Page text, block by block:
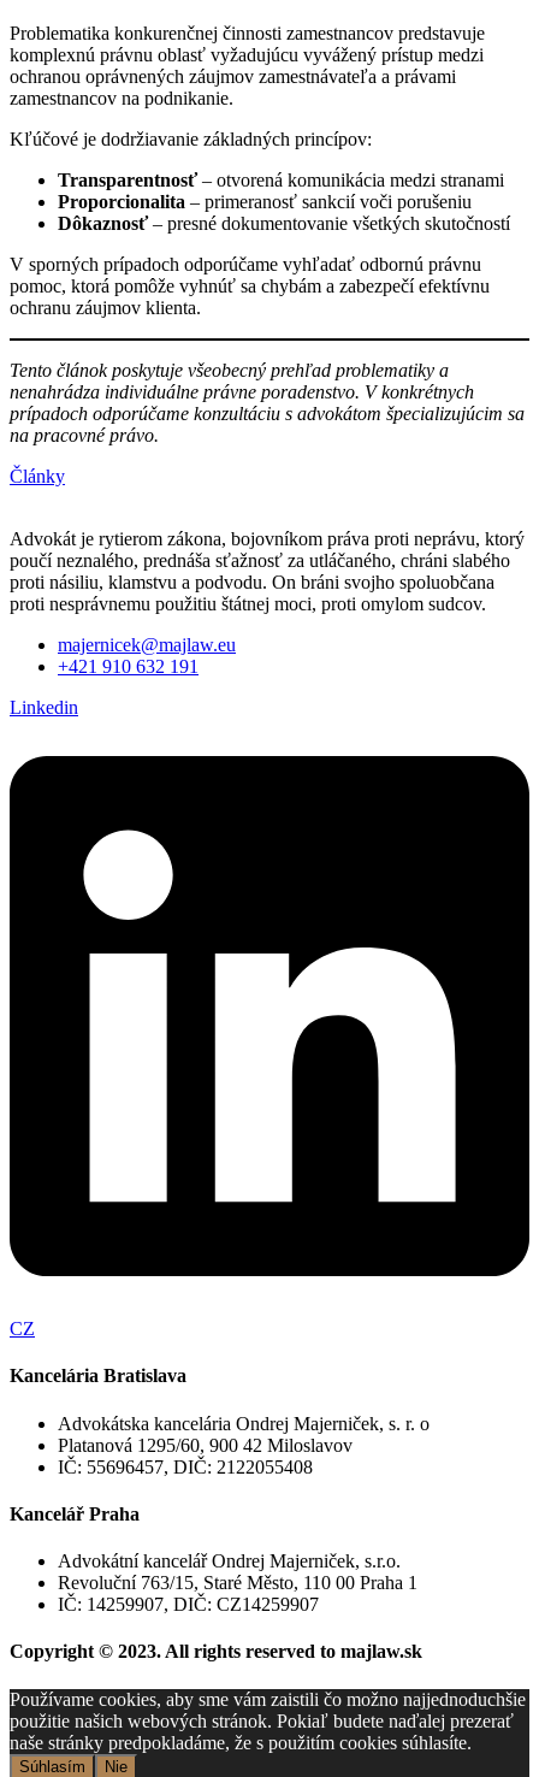
Problematika konkurenčnej činnosti zamestnancov predstavuje
komplexnú právnu oblasť vyžadujúcu vyvážený prístup medzi
ochranou oprávnených záujmov zamestnávateľa a právami
zamestnancov na podnikanie.
Kľúčové je dodržiavanie základných princípov:
Transparentnosť– otvorená komunikácia medzi stranami
Proporcionalita – primeranosť sankcií voči porušeniu
Dôkaznosť– presné dokumentovanie všetkých skutočností
V sporných prípadoch odporúčame vyhľadať odbornú právnu
pomoc, ktorá pomôže vyhnúť sa chybám a zabezpečí efektívnu
ochranu záujmov klienta.
Tento článok poskytuje všeobecný prehľad problematiky a
nenahrádza individuálne právne poradenstvo. V konkrétnych
prípadoch odporúčame konzultáciu s advokátom špecializujúcim sa
na pracovné právo.
Články
Advokát je rytierom zákona, bojovníkom práva proti neprávu, ktorý
poučí neznalého, prednáša sťažnosť za utláčaného, chráni slabého
proti násiliu, klamstvu a podvodu. On bráni svojho spoluobčana
proti nesprávnemu použitiu štátnej moci, proti omylom sudcov.
majernicek@majlaw.eu
+421 910 632 191
Linkedin
CZ
Kancelária Bratislava
Advokátska kancelária Ondrej Majerniček, s. r. o
Platanová 1295/60, 900 42 Miloslavov
IČ: 55696457, DIČ: 2122055408
Kancelář Praha
Advokátní kancelář Ondrej Majerniček, s.r.o.
Revoluční 763/15, Staré Město, 110 00 Praha 1
IČ: 14259907, DIČ: CZ14259907
Copyright © 2023. All rights reserved to majlaw.sk
Používame cookies, aby sme vám zaistili čo možno najjednoduchšie
použitie našich webových stránok. Pokiaľ budete naďalej prezerať
naše stránky predpokladáme, že s použitím cookies súhlasíte.
Súhlasím Nie